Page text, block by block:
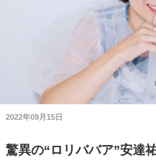
2022年09月15日
驚異の“ロリババア”安達